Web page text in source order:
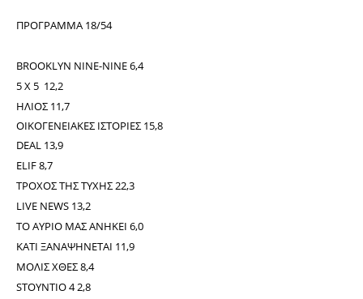
ΠΡΟΓΡΑΜΜΑ 18/54
BROOKLYN NINE-NINE 6,4
5 Χ 5 12,2
ΗΛΙΟΣ 11,7
ΟΙΚΟΓΕΝΕΙΑΚΕΣ ΙΣΤΟΡΙΕΣ 15,8
DEAL 13,9
ΕLIF 8,7
ΤΡΟΧΟΣ ΤΗΣ ΤΥΧΗΣ 22,3
LIVE NEWS 13,2
ΤΟ ΑΥΡΙΟ ΜΑΣ ΑΝΗΚΕΙ 6,0
ΚΑΤΙ ΞΑΝΑΨΗΝΕΤΑΙ 11,9
ΜΟΛΙΣ ΧΘΕΣ 8,4
STOYNTIO 4 2,8